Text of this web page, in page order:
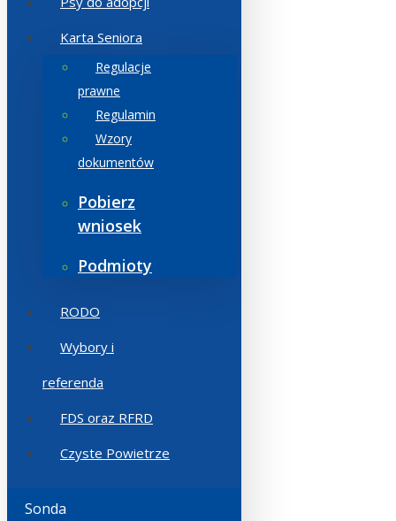
Karta Seniora
Regulacje
prawne
Regulamin
Wzory
dokumentów
Pobierz
wniosek
Podmioty
RODO
Wybory i
referenda
FDS oraz RFRD
Czyste Powietrze
Sonda